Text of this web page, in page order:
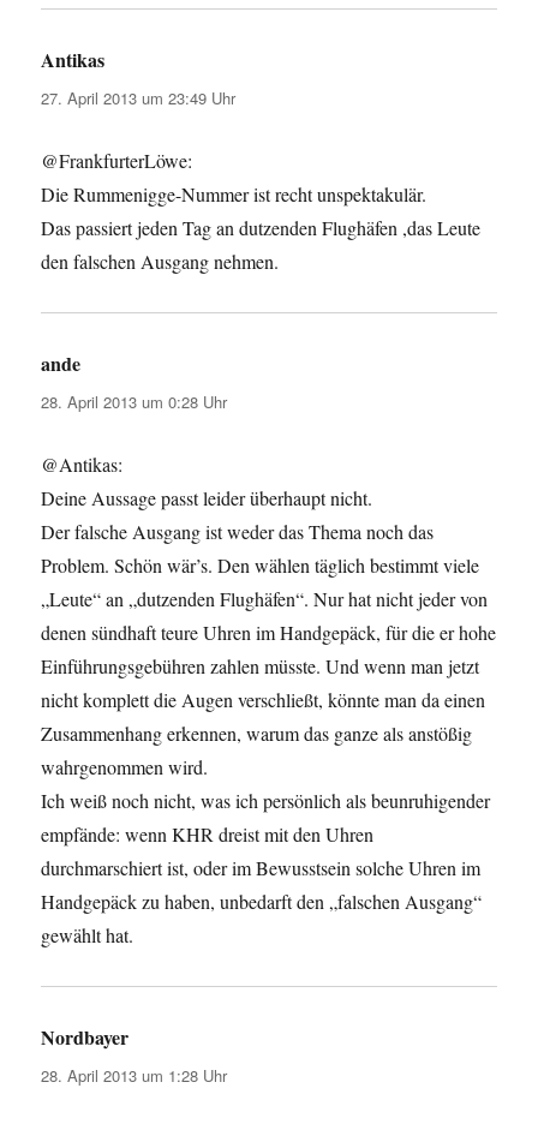
Antikas
27. April 2013 um 23:49 Uhr
@FrankfurterLöwe:
Die Rummenigge-Nummer ist recht unspektakulär.
Das passiert jeden Tag an dutzenden Flughäfen ,das Leute
den falschen Ausgang nehmen.
ande
28. April 2013 um 0:28 Uhr
@Antikas:
Deine Aussage passt leider überhaupt nicht.
Der falsche Ausgang ist weder das Thema noch das
Problem. Schön wär’s. Den wählen täglich bestimmt viele
„Leute“ an „dutzenden Flughäfen“. Nur hat nicht jeder von
denen sündhaft teure Uhren im Handgepäck, für die er hohe
Einführungsgebühren zahlen müsste. Und wenn man jetzt
nicht komplett die Augen verschließt, könnte man da einen
Zusammenhang erkennen, warum das ganze als anstößig
wahrgenommen wird.
Ich weiß noch nicht, was ich persönlich als beunruhigender
empfände: wenn KHR dreist mit den Uhren
durchmarschiert ist, oder im Bewusstsein solche Uhren im
Handgepäck zu haben, unbedarft den „falschen Ausgang“
gewählt hat.
Nordbayer
28. April 2013 um 1:28 Uhr